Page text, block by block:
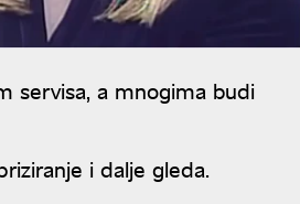
servisa, a mnogima budi
i dalje gleda.